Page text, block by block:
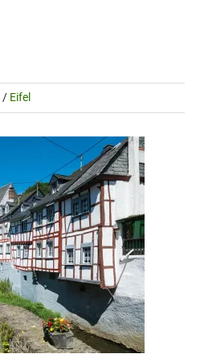
/ Eifel